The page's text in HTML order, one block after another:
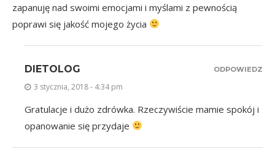
zapanuję nad swoimi emocjami i myślami z pewnością
poprawi się jakość mojego życia
DIETOLOG
3 stycznia, 2018 - 4:34 pm
Gratulacje i dużo zdrówka. Rzeczywiście mamie spokój i
opanowanie się przydaje
ODPOWIEDZ